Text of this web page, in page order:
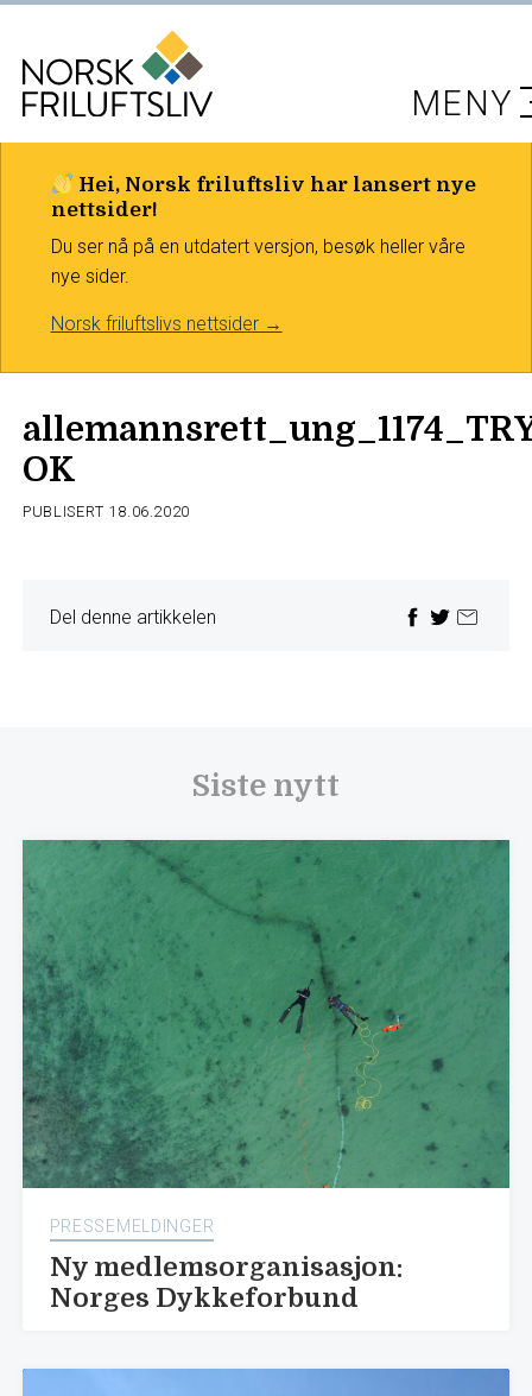
Hei, Norsk friluftsliv har lansert nye
nettsider!
Du ser nå på en utdatert versjon, besøk heller våre
nye sider.
Norsk friluftslivs nettsider →
MENY
OK
PUBLISERT 18.06.2020
Del denne artikkelen
Siste nytt
PRESSEMELDINGER
Ny medlemsorganisasjon:
Norges Dykkeforbund